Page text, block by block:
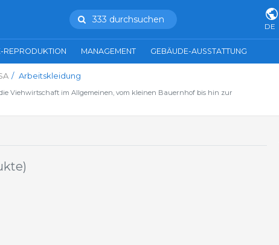
333 durchsuchen
DE
REPRODUKTION MANAGEMENT GEBÄUDE-AUSSTATTUNG
Arbeitskleidung
Viehwirtschaft im Allgemeinen, vom kleinen Bauernhof bis hin zur